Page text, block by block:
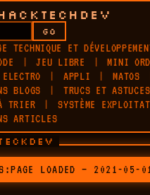
GO
TECHNIQUE ET
JEU LIBRE
MINI
APPLI MATOS
BLOGS
TRUCS ET ASTUCES
TRIER
SYSTÈME
ARTICLES
LOADED — 2021-05-